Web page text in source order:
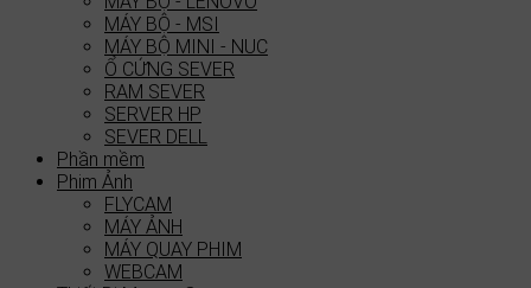
MÁY BỘ - MSI
MÁY BỘ MINI - NUC
Ổ CỨNG SEVER
RAM SEVER
SERVER HP
SEVER DELL
Phần mềm
Phim Ảnh
FLYCAM
MÁY ẢNH
MÁY QUAY PHIM
WEBCAM